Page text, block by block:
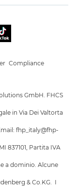
GmbH. FHCS
in Via Dei Valtorta
fhp_italy@fhp-
837101, Partita IVA
a dominio. Alcune
& Co.KG. I
Compliance